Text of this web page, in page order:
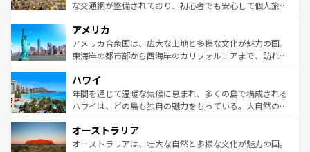
を参照してほしい。
戦など、本場だからこそできる体験も豊富。イギリスを旅
ンツ一覧を参照してほしい。
な交通網が整備されており、初心者でも安心して個人旅行
の建物がそのまま残る町や、スイスならではのユニークな
博物館もあり、アルプス観光だけでなく町歩きも満喫する
ことができる。国民の所得が高いため物価も高いが、旅行
ば市内交通費無料で観光を楽しむこともできる。 なお、新
着のスイス情報はコンテンツ一覧 を参照してほしい。
アメリカ
アメリカ合衆国は、広大な土地と多様な文化が魅力の国。
東海岸の都市部から西海岸のカリフォルニアまで、訪れる
のような巨大都市は、観光、ショッピング、エンターテイ
ンメントが詰まった刺激的なスポットだ。一方、アメリカ
西部には大自然が広がり、グランドキャニオンやイエロー
部のニューオーリンズでは、音楽と美食が融合した独特の
文化が魅力。旅行者はアメリカの各地域で異なる魅力を楽
ハワイ
年間を通じて温暖な気候に恵まれ、多くの島で構成される
ハワイは、どの島も独自の魅力をもっている。大自然の神
ワイ島は見逃せない。また、定番の観光地といえばオアフ
島だが、静かな自然を求めるならマウイ島やカウアイ島が
オーストラリア
オーストラリアは、壮大な自然と多様な文化が魅力の国。